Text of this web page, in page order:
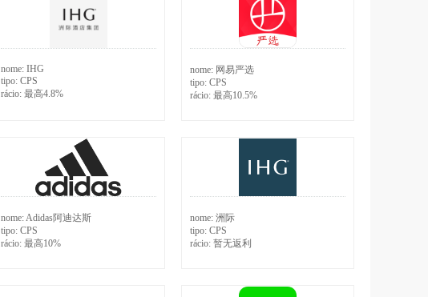
nome: IHG
tipo: CPS
rácio: 最高4.8%
nome: 网易严选
tipo: CPS
rácio: 最高10.5%
nome:Adidas阿迪达斯
tipo: CPS
rácio: 最高10%
nome: 洲际
tipo: CPS
rácio: 暂无返利